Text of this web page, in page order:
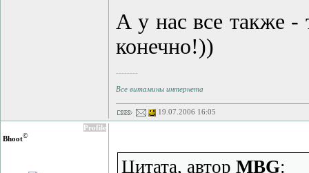
А у нас все также -
конечно!))
--------
Все витамины интернета
19.07.2006 16:05
Profile
Bhoot©
Цитата, автор MBG: